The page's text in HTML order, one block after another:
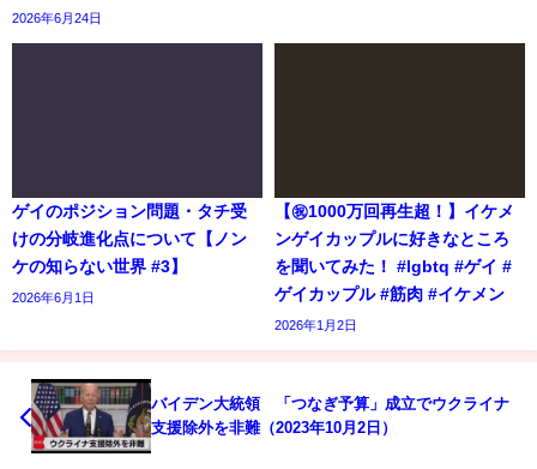
2026年6月24日
ゲイのポジション問題・タチ受
けの分岐進化点について【ノン
ケの知らない世界 #3】
2026年6月1日
【㊗️1000万回再生超！】イケメ
ンゲイカップルに好きなところ
を聞いてみた！ #lgbtq #ゲイ #
ゲイカップル #筋肉 #イケメン
2026年1月2日
バイデン大統領 「つなぎ予算」成立でウクライナ
支援除外を非難（2023年10月2日）